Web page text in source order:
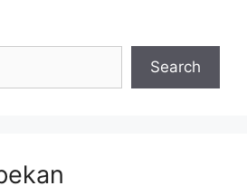
Search